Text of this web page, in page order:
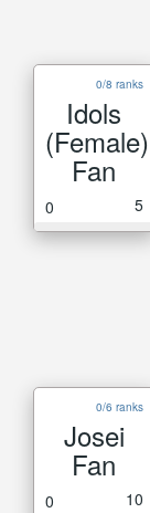
0/8 ranks
Idols
(Female)
Fan
0 5
0/6 ranks
Josei
Fan
0 10